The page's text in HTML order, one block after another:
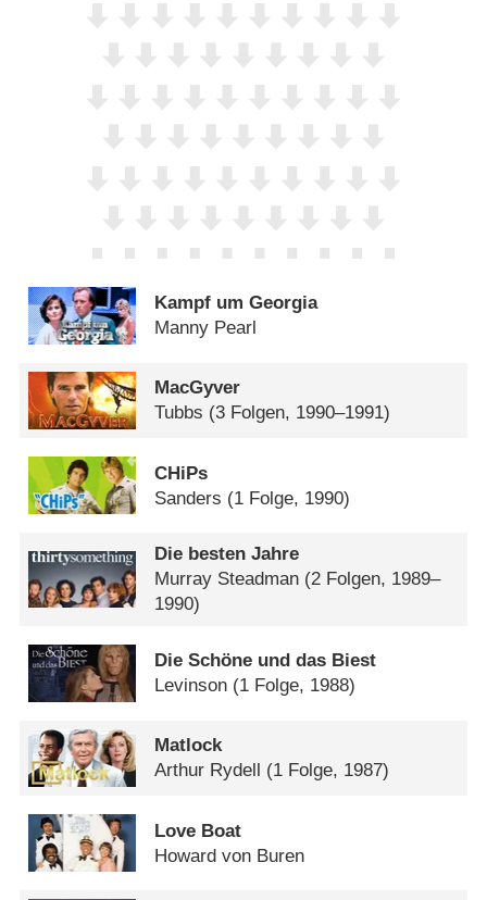
Kampf um Georgia
Manny Pearl
MacGyver
Tubbs (3 Folgen, 1990–1991)
CHiPs
Sanders (1 Folge, 1990)
Die besten Jahre
Murray Steadman (2 Folgen, 1989–
1990)
Die Schöne und das Biest
Levinson (1 Folge, 1988)
Matlock
Arthur Rydell
(1 Folge, 1987)
Love Boat
Howard von Buren